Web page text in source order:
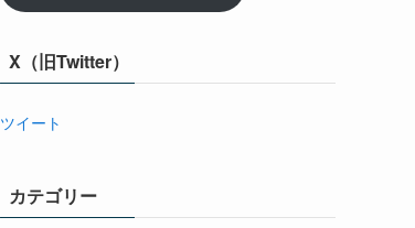
X（旧Twitter）
ツイート
カテゴリー